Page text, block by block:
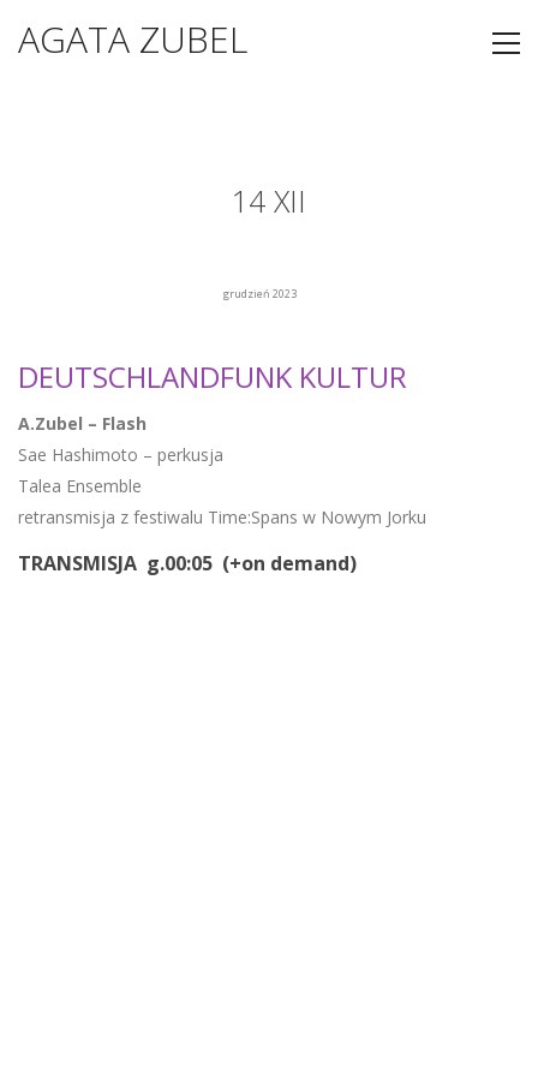
AGATA ZUBEL
14 XII
grudzień 2023
DEUTSCHLANDFUNK KULTUR
A.Zubel – Flash
Sae Hashimoto – perkusja
Talea Ensemble
retransmisja z festiwalu Time:Spans w Nowym Jorku
TRANSMISJA g.00:05 (+on demand)